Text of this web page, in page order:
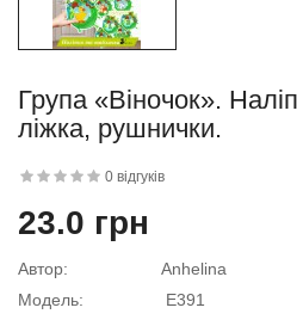
дитини»..
Група «Віночок».
ліжка, рушнички.
0 відгуків
23.0 грн
Автор:
Anhelina
Модель:
E391